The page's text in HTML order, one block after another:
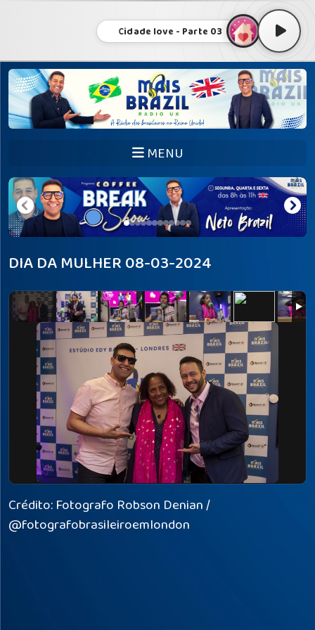
Cidade love - Parte 03
MENU
DIA DA MULHER 08-03-2024
Crédito: Fotografo Robson Denian /
@fotografobrasileiroemlondon